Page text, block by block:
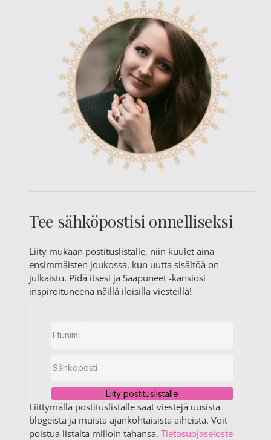
Tee sähköpostisi onnelliseksi
Liity mukaan postituslistalle, niin kuulet aina
ensimmäisten joukossa, kun uutta sisältöä on
julkaistu. Pidä itsesi ja Saapuneet -kansiosi
inspiroituneena näillä iloisilla viesteillä!
Liity postituslistalle
Liittymällä postituslistalle saat viestejä uusista
blogeista ja muista ajankohtaisista aiheista. Voit
poistua listalta milloin tahansa.Tietosuojaseloste